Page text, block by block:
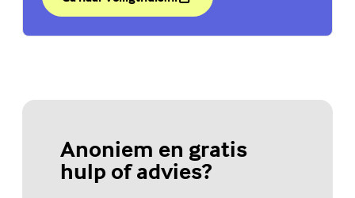
over Chat Veilig Thuis
(Externe link)
Anoniem en gratis
hulp of advies?